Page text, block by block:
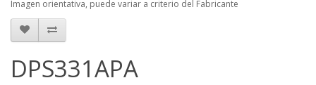
Imagen orientativa, puede variar a criterio del Fabricante
DPS331APA